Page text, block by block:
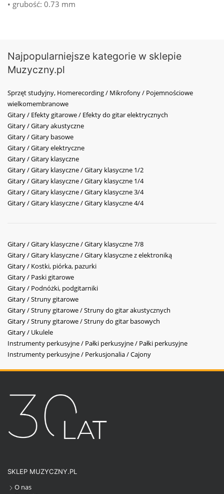
• grubość: 0.73 mm
Najpopularniejsze kategorie w sklepie
Muzyczny.pl
Sprzęt studyjny, Homerecording / Mikrofony / Pojemnościowe
wielkomembranowe
Gitary / Efekty gitarowe / Efekty do gitar elektrycznych
Gitary / Gitary akustyczne
Gitary / Gitary basowe
Gitary / Gitary elektryczne
Gitary / Gitary klasyczne
Gitary / Gitary klasyczne / Gitary klasyczne 1/2
Gitary / Gitary klasyczne / Gitary klasyczne 1/4
Gitary / Gitary klasyczne / Gitary klasyczne 3/4
Gitary / Gitary klasyczne / Gitary klasyczne 4/4
Gitary / Gitary klasyczne / Gitary klasyczne 7/8
Gitary / Gitary klasyczne / Gitary klasyczne z elektroniką
Gitary / Kostki, piórka, pazurki
Gitary / Paski gitarowe
Gitary / Podnóżki, podgitarniki
Gitary / Struny gitarowe
Gitary / Struny gitarowe / Struny do gitar akustycznych
Gitary / Struny gitarowe / Struny do gitar basowych
Gitary / Ukulele
Instrumenty perkusyjne / Pałki perkusyjne / Pałki perkusyjne
Instrumenty perkusyjne / Perkusjonalia / Cajony
SKLEP MUZYCZNY.PL
O nas